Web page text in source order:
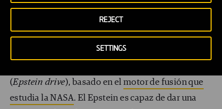
SETTINGS
REJECT
La ergonómica propulsión en The
Expanse
hay una tecnología ficticia pero
(Epstein drive), basado en elmotor de fusión que
estudia la NASA. El Epstein es capaz de dar una